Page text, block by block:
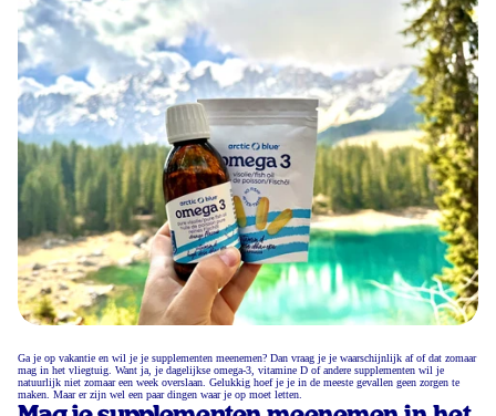
Ga je op vakantie en wil je je supplementen meenemen? Dan vraag je je waarschijnlijk af of dat zomaar
mag in het vliegtuig. Want ja, je dagelijkse omega-3, vitamine D of andere supplementen wil je
natuurlijk niet zomaar een week overslaan. Gelukkig hoef je je in de meeste gevallen geen zorgen te
maken. Maar er zijn wel een paar dingen waar je op moet letten.